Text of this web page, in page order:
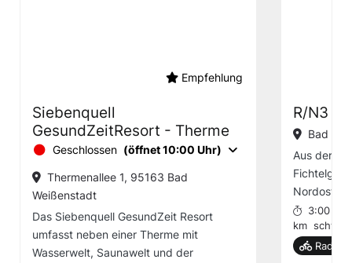
Empfehlung
Siebenquell
GesundZeitResort - Therme
Geschlossen (öffnet 10:00 Uhr)
Thermenallee 1, 95163 Bad
Weißenstadt
Das Siebenquell GesundZeit Resort
umfasst neben einer Therme mit
Wasserwelt, Saunawelt und der
R/N3
Bad
Aus der
Nordosten
3:00 h
km
Rad-